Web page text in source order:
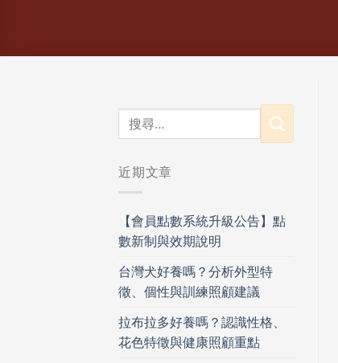
近期文章
【會員點數系統升級公告】點
數新制與效期說明
台灣犬好養嗎？分析外型特
徵、個性與訓練照顧建議
拉布拉多好養嗎？認識性格、
花色特徵與健康照顧重點